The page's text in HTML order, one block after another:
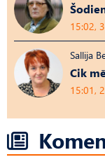
15:02,
Sallija
Cik
15:01,